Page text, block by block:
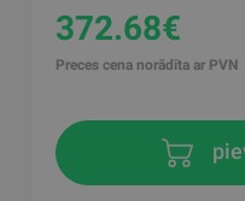
372.68€
Preces cena norādīta ar PVN